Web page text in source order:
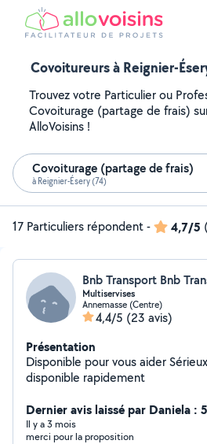
Covoitureurs à Reignier-
Trouvez votre Particulier ou
Covoiturage (partage de frais)
AlloVoisins !
Covoiturage (partage de frais)
à Reignier-Ésery (74)
17 Particuliers répondent- 4,7/5
Bnb Transport Bnb
Multiservises
Annemasse (Centre)
4,4/5 (23 avis)
Présentation
Disponible pour vous aider
disponible rapidement
Dernier avis laissé par Daniela :
Il y a 3 mois
merci pour la proposition